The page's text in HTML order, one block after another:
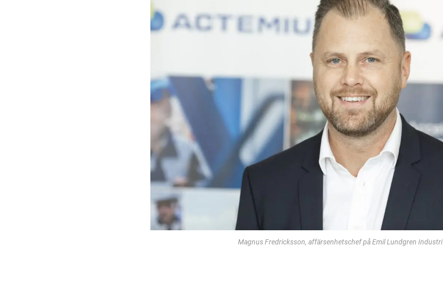
Magnus Fredricksson, affärsenhetschef på Emil Lundgren Industri